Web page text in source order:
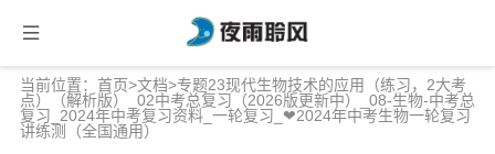
当前位置： 首页>文档>专题23现代生物技术的应用（练习，2大考
点）（解析版）_02中考总复习（2026版更新中）_08-生物-中考总
复习_2024年中考复习资料_一轮复习_❤2024年中考生物一轮复习
讲练测（全国通用）